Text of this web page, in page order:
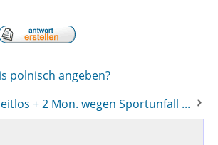
polnisch angeben?
+ 2 Mon. wegen Sportunfall ...